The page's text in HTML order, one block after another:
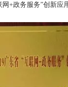
网+政务服务”创新